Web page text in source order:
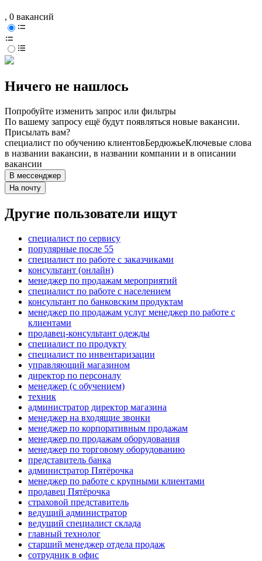
, 0 вакансий
Ничего не нашлось
Попробуйте изменить запрос или фильтры
По вашему запросу ещё будут появляться новые вакансии.
Присылать вам?
специалист по обучению клиентовБердюжьеКлючевые слова
в названии вакансии, в названии компании и в описании
вакансии
В мессенджер
На почту
Другие пользователи ищут
специалист по сервису
популярные после 55
специалист по работе с заказчиками
консультант (онлайн)
менеджер по продажам мероприятий
специалист по работе с населением
консультант по банковским продуктам
менеджер по продажам услуг менеджер по работе с
клиентами
продавец-консультант одежды
специалист по продукту
специалист по инвентаризации
управляющий магазином
директор по персоналу
менеджер (с обучением)
техник
администратор директор магазина
менеджер на входящие звонки
менеджер по корпоративным продажам
менеджер по продажам оборудования
менеджер по торговому оборудованию
представитель банка
администратор Пятёрочка
менеджер по работе с крупными клиентами
продавец Пятёрочка
страховой представитель
ведущий администратор
ведущий специалист склада
главный технолог
старший менеджер отдела продаж
сотрудник в офис